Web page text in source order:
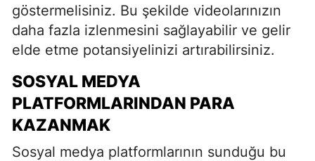
göstermelisiniz. Bu şekilde videolarınızın
daha fazla izlenmesini sağlayabilir ve gelir
elde etme potansiyelinizi artırabilirsiniz.
SOSYAL MEDYA
PLATFORMLARINDAN PARA
KAZANMAK
Sosyal medya platformlarının sunduğu bu